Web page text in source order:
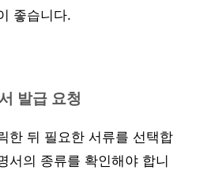
좋습니다.
발급 요청
한 뒤 필요한 서류를 선택합
서의 종류를 확인해야 합니